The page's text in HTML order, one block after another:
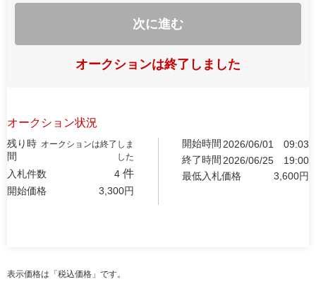
次に進む
オークションは終了しました
オークション状況
残り時
間
オークションは終了しま
した
入札件数 4 件
開始価格 3,300円
開始時間 2026/06/01
09:03
終了時間 2026/06/25
19:00
最低入札価格
3,600円
表示価格は「税込価格」です。